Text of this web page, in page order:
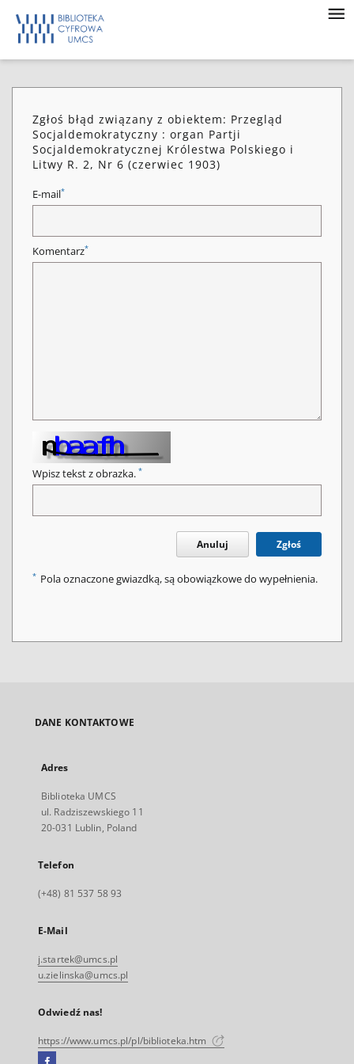
Zgłoś błąd związany z obiektem: Przegląd
Socjaldemokratyczny : organ Partji
Socjaldemokratycznej Królestwa Polskiego i
Litwy R. 2, Nr 6 (czerwiec 1903)
E-mail*
Komentarz*
Wpisz tekst z obrazka. *
Anuluj Zgłoś
* Pola oznaczone gwiazdką, są obowiązkowe do wypełnienia.
DANE KONTAKTOWE
Adres
Biblioteka UMCS
ul. Radziszewskiego 11
20-031 Lublin, Poland
Telefon
(+48) 81 537 58 93
E-Mail
j.startek@umcs.pl
u.zielinska@umcs.pl
Odwiedź nas!
https://www.umcs.pl/pl/biblioteka.htm
Facebook